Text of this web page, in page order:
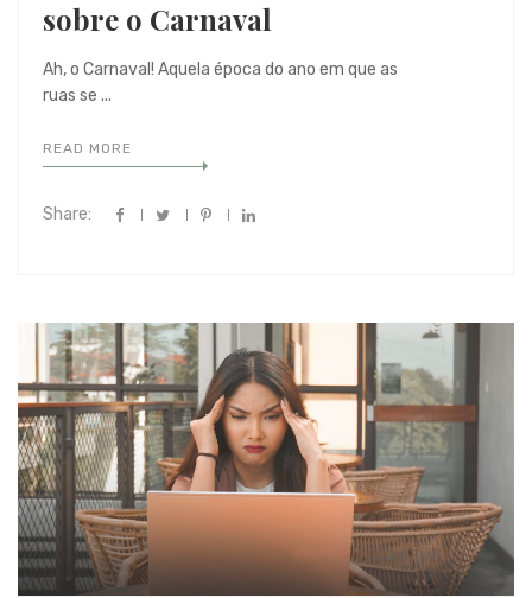
sobre o Carnaval
Ah, o Carnaval! Aquela época do ano em que as
ruas se ...
READ MORE
Share: